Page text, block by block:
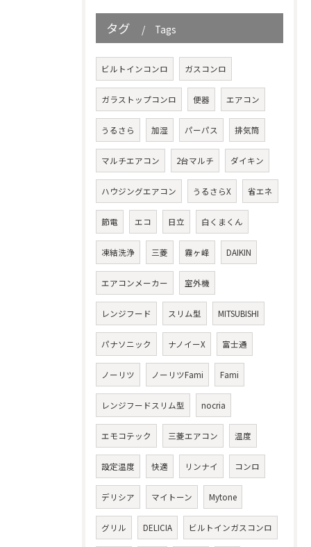
タグ Tags
ビルトインコンロ ガスコンロ
ガラストップコンロ 便器 エアコン
うるさら 加湿 パーパス 排気筒
マルチエアコン 2台マルチ ダイキン
ハウジングエアコン うるさらX 省エネ
節電 エコ 日立 白くまくん
凍結洗浄 三菱 霧ヶ峰 DAIKIN
エアコンメーカー 室外機
レンジフード スリム型 MITSUBISHI
パナソニック ナノイーX 富士通
ノーリツ ノーリツFami Fami
レンジフードスリム型 nocria
エモコテック 三菱エアコン 温度
設定温度 快適 リンナイ コンロ
デリシア マイトーン Mytone
グリル DELICIA ビルトインガスコンロ